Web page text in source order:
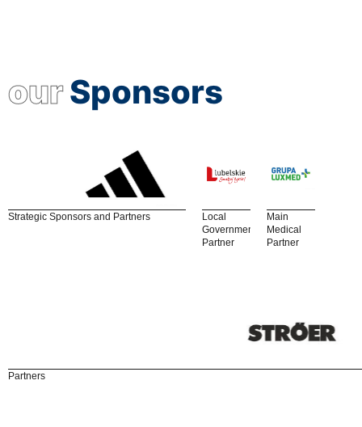
ourSponsors
Strategic Sponsors and Partners
Local
Government
Partner
Main
Medical
Partner
Partners